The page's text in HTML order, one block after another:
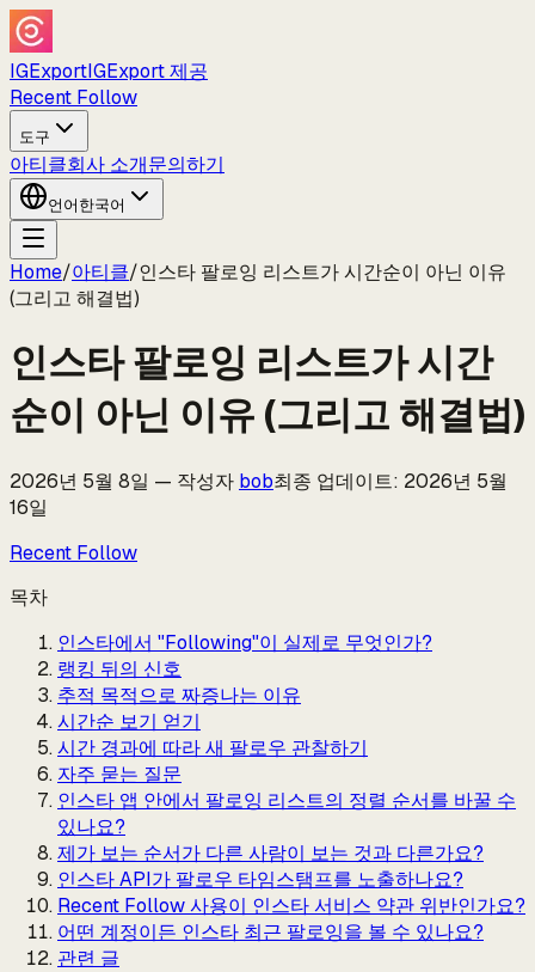
IGExportIGExport 제공
Recent Follow
도구
아티클회사 소개문의하기
언어 한국어
Home/아티클/인스타 팔로잉 리스트가 시간순이 아닌 이유
(그리고 해결법)
인스타 팔로잉 리스트가 시간
순이 아닌 이유 (그리고 해결법)
2026년 5월 8일 — 작성자 bob최종 업데이트: 2026년 5월
16일
Recent Follow
목차
인스타에서 "Following"이 실제로 무엇인가?
랭킹 뒤의 신호
추적 목적으로 짜증나는 이유
시간순 보기 얻기
시간 경과에 따라 새 팔로우 관찰하기
자주 묻는 질문
인스타 앱 안에서 팔로잉 리스트의 정렬 순서를 바꿀 수
있나요?
제가 보는 순서가 다른 사람이 보는 것과 다른가요?
인스타 API가 팔로우 타임스탬프를 노출하나요?
Recent Follow 사용이 인스타 서비스 약관 위반인가요?
어떤 계정이든 인스타 최근 팔로잉을 볼 수 있나요?
관련 글